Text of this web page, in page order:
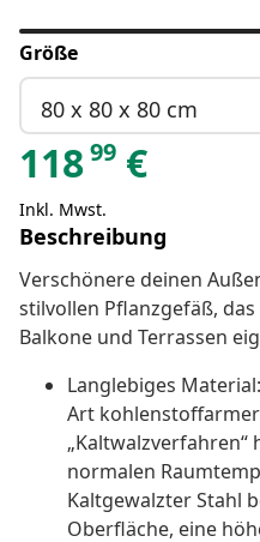
Größe
80 x 80 x 80 cm
11899 €
Inkl. Mwst.
Beschreibung
Verschönere deinen
stilvollen Pflanzgefäß,
Balkone und Terrassen
Langlebiges
Art
normalen
Kaltgewalzter Stahl
Oberfläche, eine